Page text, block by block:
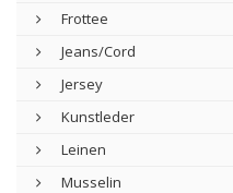
Frottee
Jeans/Cord
Jersey
Kunstleder
Leinen
Musselin